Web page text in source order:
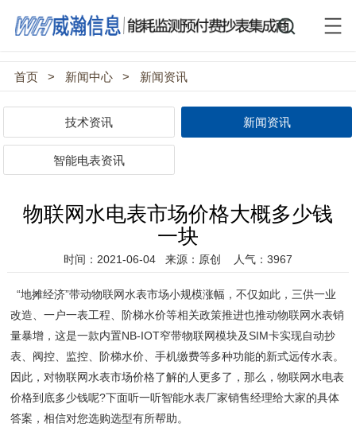
首页 > 新闻中心 > 新闻资讯
技术资讯 新闻资讯
智能电表资讯
物联网水电表市场价格大概多少钱
一块
时间：2021-06-04 来源：原创 人气：3967
“地摊经济”带动物联网水表市场小规模涨幅，不仅如此，三供一业
改造、一户一表工程、阶梯水价等相关政策推进也推动物联网水表销
量暴增，这是一款内置NB-IOT窄带物联网模块及SIM卡实现自动抄
表、阀控、监控、阶梯水价、手机缴费等多种功能的新式远传水表。
因此，对物联网水表市场价格了解的人更多了，那么，物联网水电表
价格到底多少钱呢?下面听一听智能水表厂家销售经理给大家的具体
答案，相信对您选购选型有所帮助。